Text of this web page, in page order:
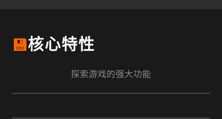
💾核心特性
探索游戏的强大功能